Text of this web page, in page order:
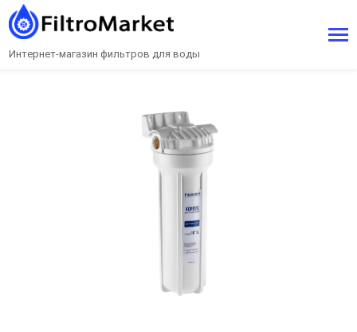
Интернет-магазин фильтров для воды